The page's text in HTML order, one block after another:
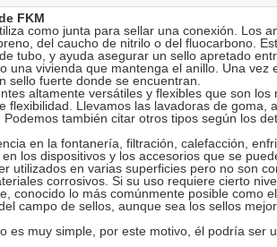
FKM
como junta para sellar una conexión. Los
del caucho de nitrilo o del fluocarbono.
tubo, y ayuda asegurar un sello apretado
una vivienda que mantenga el anillo. Una vez
sello fuerte donde se encuentran.
altamente versátiles y flexibles que son
flexibilidad. Llevamos las lavadoras de goma,
también citar otros tipos según los
en la fontanería, filtración, calefacción,
los dispositivos y los accesorios que se
utilizados en varias superficies pero no son
corrosivos. Si su uso requiere cierto
conocido lo más comúnmente posible como
campo de sellos, aunque sea los sellos
es muy simple, por este motivo, él podría ser